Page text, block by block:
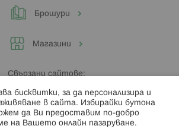
Брошури
Магазини
Свързани сайтове:
Hippoland.ro
Последвайте ни:
бисквитки, за да персонализира и
в сайта. Избирайки бутона
да Ви предоставим по-добро
на Вашето онлайн пазаруване.